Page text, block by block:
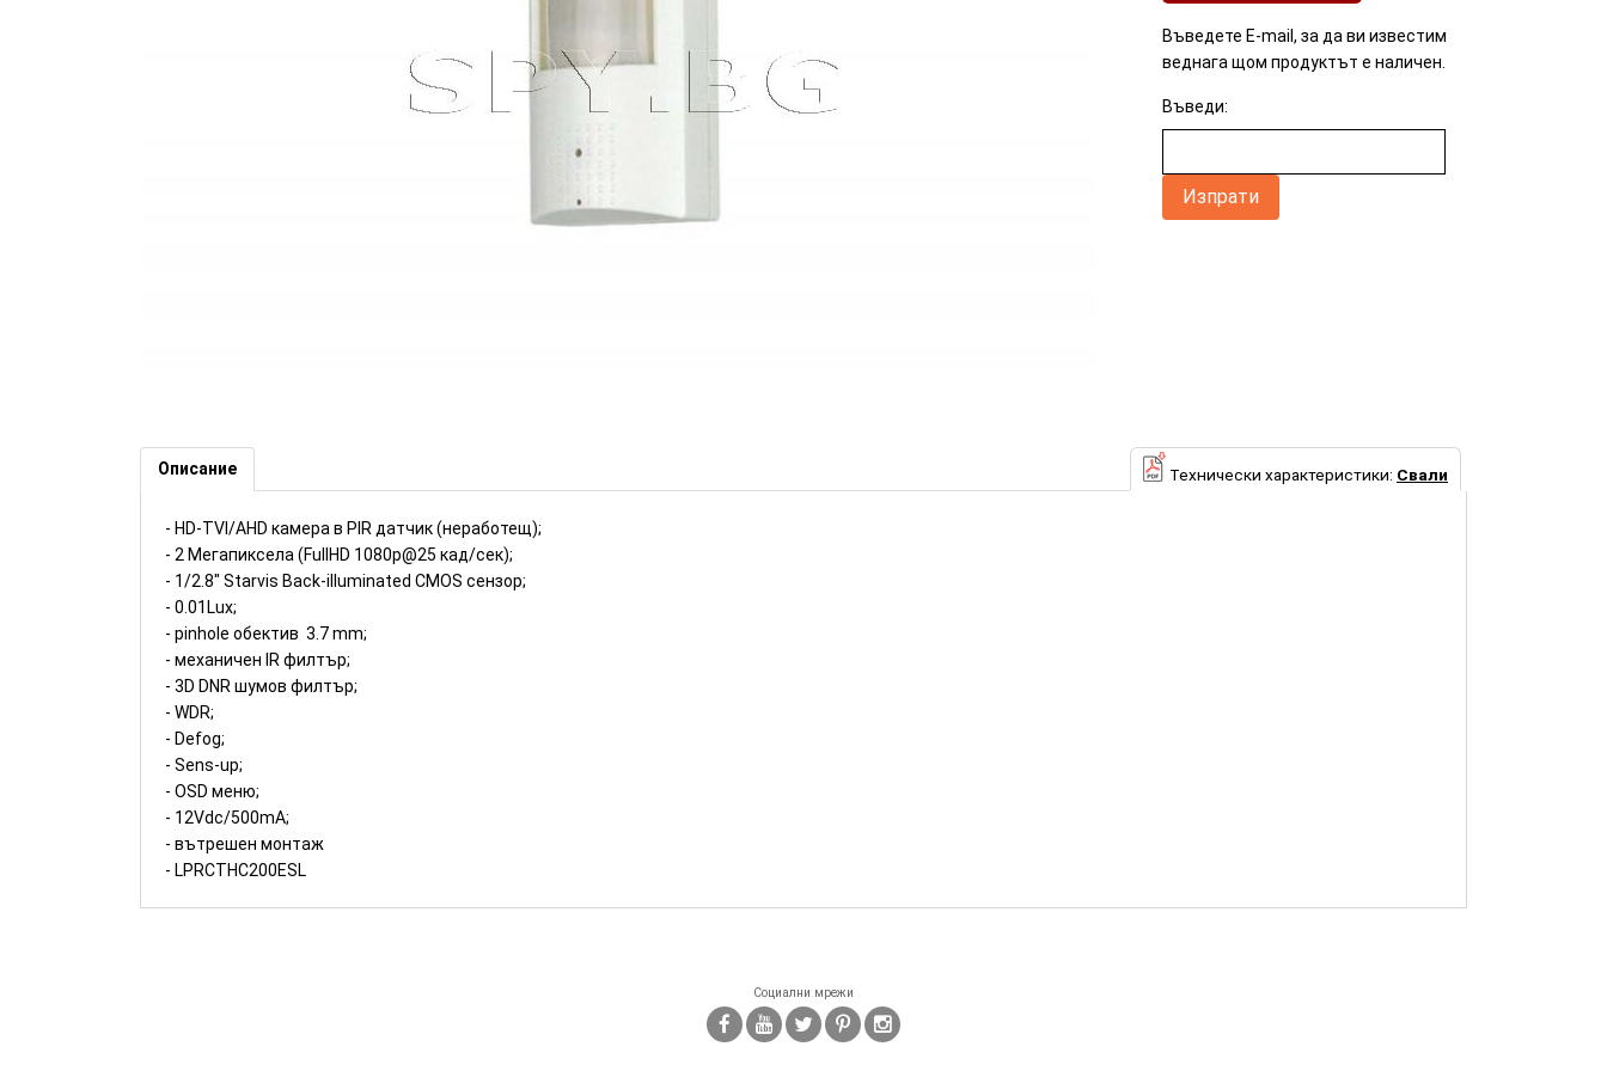
Въведете E-mail, за да ви известим
веднага щом продуктът е наличен.
Въведи:
Камера в PIR датчик LONGSE 2MP (Номер: HK51)
Технически характеристики: Свали
Описание
- HD-TVI/AHD камера в PIR датчик (неработещ);
- 2 Мегапиксела (FullHD 1080p@25 кад/сек);
- 1/2.8" Starvis Back-illuminated CMOS сензор;
- 0.01Lux;
- pinhole обектив 3.7 mm;
- механичен IR филтър;
- 3D DNR шумов филтър;
- WDR;
- Defog;
- Sens-up;
- OSD меню;
- 12Vdc/500mA;
- вътрешен монтаж
- LPRCTHC200ESL
Социални мрежи